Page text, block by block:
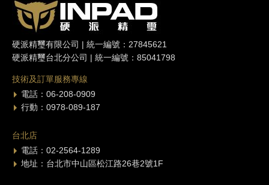
硬派精璽有限公司 | 統一編號：27845621
硬派精璽台北分公司 | 統一編號：85041798
技術及訂單服務專線
電話：06-208-0909
行動：0978-089-187
台北店
電話：02-2564-1289
地址：台北市中山區松江路26巷2號1F